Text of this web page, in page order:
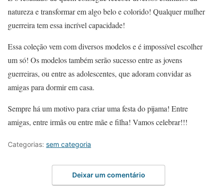
natureza e transformar em algo belo e colorido! Qualquer mulher
guerreira tem essa incrível capacidade!
Essa coleção vem com diversos modelos e é impossível escolher
um só! Os modelos também serão sucesso entre as jovens
guerreiras, ou entre as adolescentes, que adoram convidar as
amigas para dormir em casa.
Sempre há um motivo para criar uma festa do pijama! Entre
amigas, entre irmãs ou entre mãe e filha! Vamos celebrar!!!
Categorias: sem categoria
Deixar um comentário